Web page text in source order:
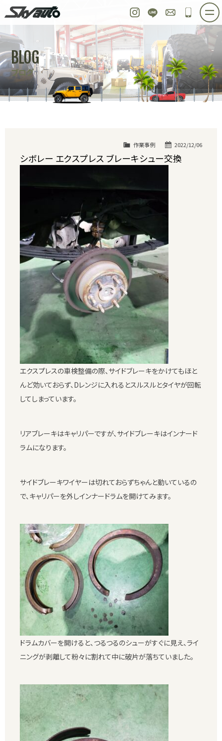
Instagram
LINE お問い合わせ
048-
ホーム 在庫車情報 ご購入プラン
整備作業実例 パーツ販売 買取＆オーダー
店舗紹介 工場紹介 会社概要
スタッフ紹介 求人情報 公式ブログ
BLOG
ブログ
2022/12/06
作業事例
シボレー エクスプレス ブレーキシュー交換
エクスプレスの車検整備の際、サイドブレーキをかけてもほと
んど効いておらず、Dレンジに入れるとスルスルとタイヤが回転
してしまっています。
リアブレーキはキャリパーですが、サイドブレーキはインナード
ラムになります。
サイドブレーキワイヤーは切れておらずちゃんと動いているの
で、キャリパーを外しインナードラムを開けてみます。
ドラムカバーを開けると、つるつるのシューがすぐに見え、ライ
ニングが剥離して粉々に割れて中に破片が落ちていました。